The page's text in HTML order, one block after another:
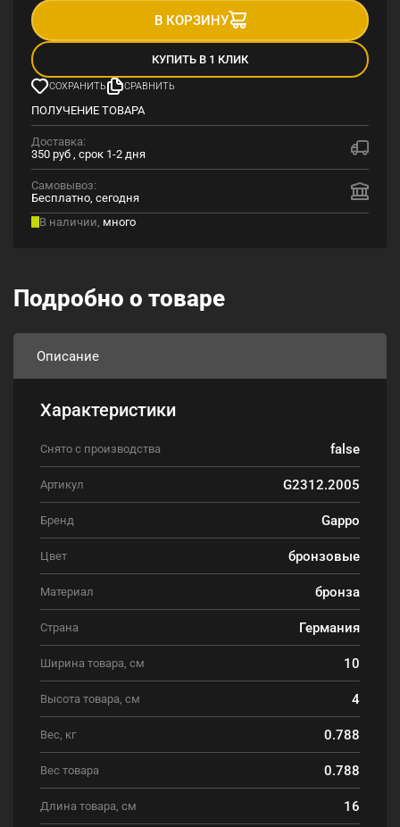
В КОРЗИНУ
КУПИТЬ В 1 КЛИК
СОХРАНИТЬ СРАВНИТЬ
ПОЛУЧЕНИЕ ТОВАРА
Доставка:
350 руб , срок 1-2 дня
Самовывоз:
Бесплатно, сегодня
В наличии, много
Подробно о товаре
Описание
Характеристики
Снято с производства false
Артикул G2312.2005
Бренд Gappo
Цвет бронзовые
Материал бронза
Страна Германия
Ширина товара, см 10
Высота товара, см 4
Вес, кг 0.788
Вес товара 0.788
Длина товара, см 16